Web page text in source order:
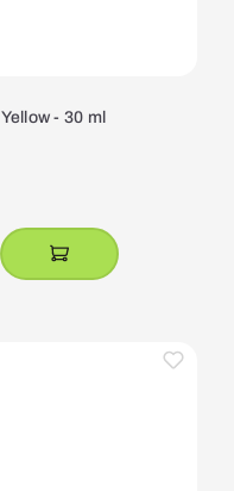
- 30 ml